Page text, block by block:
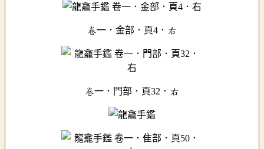
卷一．金部．頁4．右
卷一．門部．頁32．右